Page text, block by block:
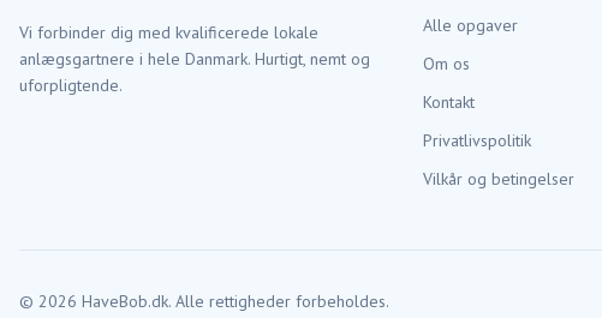
Vi forbinder dig med kvalificerede lokale
anlægsgartnere i hele Danmark. Hurtigt, nemt og
uforpligtende.
Alle opgaver
Om os
Kontakt
Privatlivspolitik
Vilkår og betingelser
© 2026 HaveBob.dk. Alle rettigheder forbeholdes.